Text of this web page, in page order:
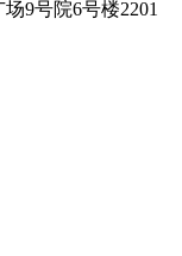
9号院6号楼2201